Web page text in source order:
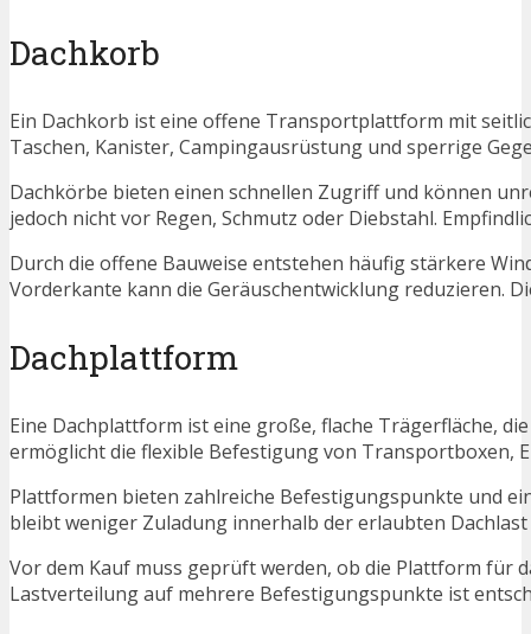
Dachkorb
Ein Dachkorb ist eine offene Transportplattform mit
Taschen, Kanister, Campingausrüstung und sperrige
Dachkörbe bieten einen schnellen Zugriff und können
jedoch nicht vor Regen, Schmutz oder Diebstahl.
Durch die offene Bauweise entstehen häufig stärkere
Vorderkante kann die Geräuschentwicklung reduzieren.
Dachplattform
Eine Dachplattform ist eine große, flache Trägerfläche,
ermöglicht die flexible Befestigung von Transportboxen,
Plattformen bieten zahlreiche Befestigungspunkte und
bleibt weniger Zuladung innerhalb der erlaubten
Vor dem Kauf muss geprüft werden, ob die Plattform für
Lastverteilung auf mehrere Befestigungspunkte ist